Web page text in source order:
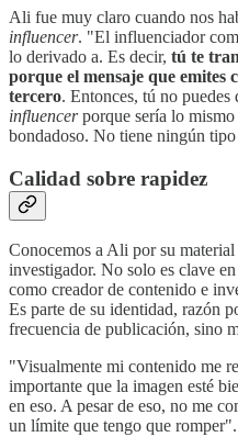
Ali fue muy claro cuando nos
influencer. "El influenciador
lo derivado a. Es decir, tú te
porque el mensaje que emites
tercero. Entonces, tú no
influencerporque sería lo
bondadoso. No tiene ningún
Calidad sobre rapidez
Conocemos a Ali por su
investigador. No solo es clave
como creador de contenido e
Es parte de su identidad, razón
frecuencia de publicación, sino
"Visualmente mi contenido me
importante que la imagen esté
en eso. A pesar de eso, no me
un límite que tengo que romper".